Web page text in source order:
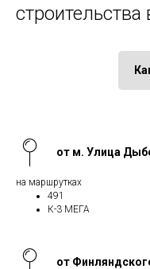
строительства
от м. Улица
на маршрутках
491
К-3 МЕГА
от